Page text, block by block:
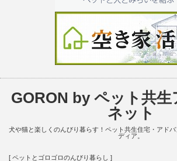
GORON by ペット共生
ネット
犬や猫と楽しくのんびり暮らす！ペット共生住宅・アド
ディア。
[ ペットとゴロゴロのんびり暮らし ]